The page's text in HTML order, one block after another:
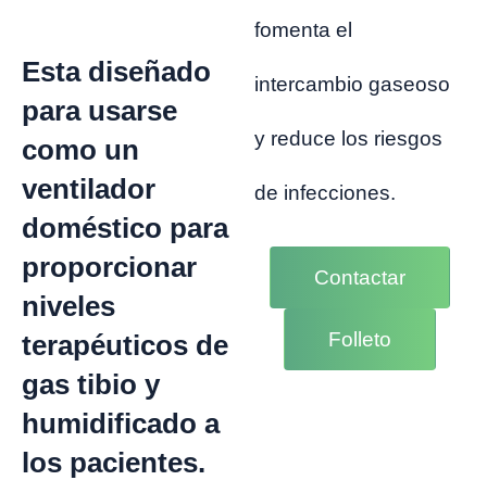
Esta diseñado
para usarse
como un
ventilador
doméstico para
proporcionar
niveles
terapéuticos de
gas tibio y
humidificado a
los pacientes.
fomenta el
intercambio gaseoso
y reduce los riesgos
de infecciones.
Contactar
Folleto